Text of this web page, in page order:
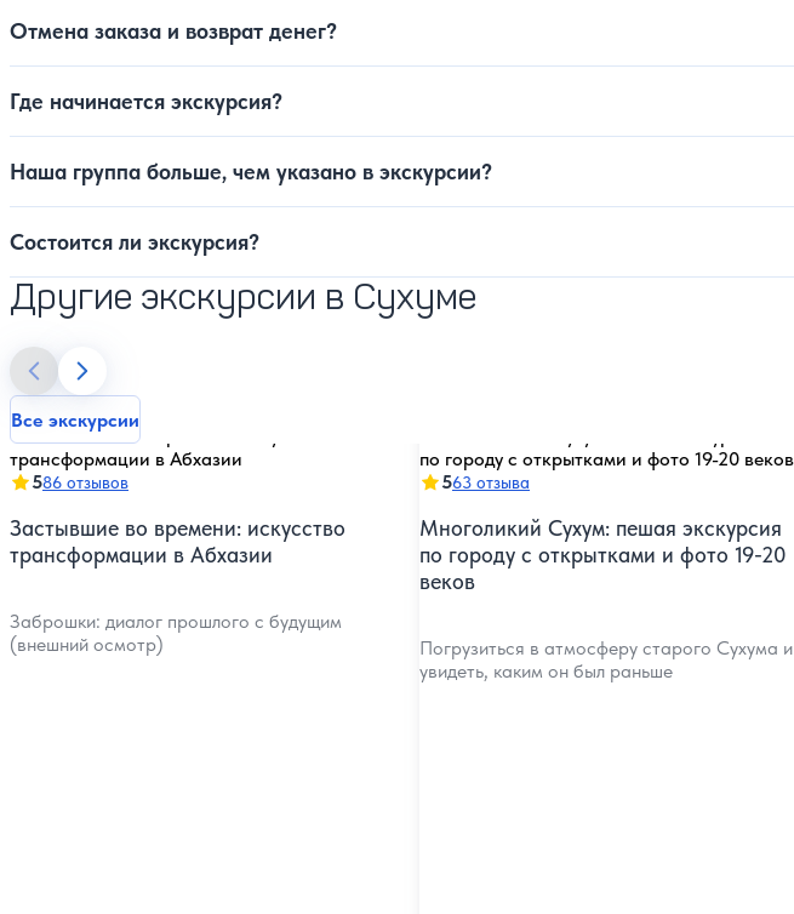
Отмена заказа и возврат денег?
Где начинается экскурсия?
Наша группа больше, чем указано в экскурсии?
Состоится ли экскурсия?
Другие экскурсии в Сухуме
Все экскурсии
586 отзывов
Застывшие во времени: искусство
трансформации в Абхазии
Заброшки: диалог прошлого с будущим
(внешний осмотр)
563 отзыва
Многоликий Сухум: пешая экскурсия
по городу с открытками и фото 19-20
веков
Погрузиться в атмосферу старого Сухума и
увидеть, каким он был раньше